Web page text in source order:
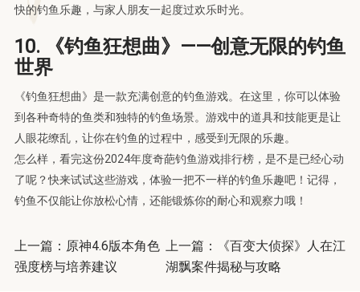
快的钓鱼乐趣，与家人朋友一起度过欢乐时光。
10. 《钓鱼狂想曲》——创意无限的钓鱼
世界
《钓鱼狂想曲》是一款充满创意的钓鱼游戏。在这里，你可以体验
到各种奇特的鱼类和独特的钓鱼场景。游戏中的道具和技能更是让
人眼花缭乱，让你在钓鱼的过程中，感受到无限的乐趣。
怎么样，看完这份2024年度奇葩钓鱼游戏排行榜，是不是已经心动
了呢？快来试试这些游戏，体验一把不一样的钓鱼乐趣吧！记得，
钓鱼不仅能让你放松心情，还能锻炼你的耐心和观察力哦！
上一篇： 原神4.6版本角色
强度榜与培养建议
上一篇：
《百变大侦探》人在江
湖飘案件揭秘与攻略